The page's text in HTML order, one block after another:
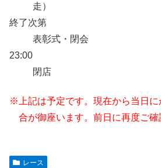
走）
終了次第
表彰式・閉会
23:00
閉店
※上記は予定です。現在から当日
合が御座います。前日に再度ご確
レース